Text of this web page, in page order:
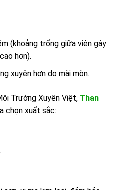
(khoảng trống giữa viên gây
hơn).
xuyên hơn do mài mòn.
Trường Xuyên Việt, Than
chọn xuất sắc: